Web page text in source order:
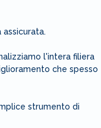
l'intera filiera
che spesso
strumento di